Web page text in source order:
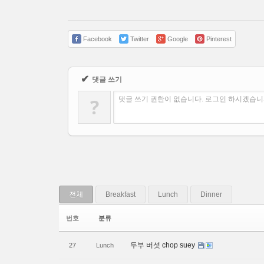
Facebook Twitter Google Pinterest
✔ 댓글 쓰기
? 댓글 쓰기 권한이 없습니다. 로그인 하시겠습
전체 Breakfast Lunch Dinner
번호 분류
27 Lunch 두부 버섯 chop suey